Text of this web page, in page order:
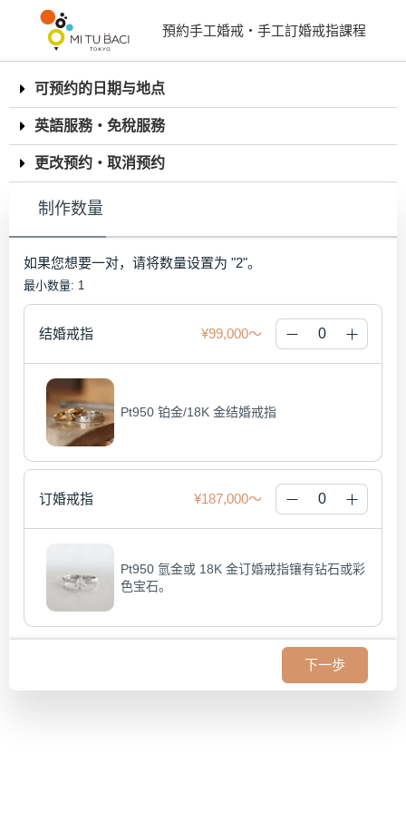
預約手工婚戒・手工訂婚戒指課程
可预约的日期与地点
英語服務・免稅服務
更改预约・取消预约
制作数量
如果您想要一对，请将数量设置为 "2"。
最小数量: 1
结婚戒指 ¥99,000
Pt950 铂金/18K 金结婚戒指
订婚戒指 ¥187,000
Pt950 氫金或 18K 金订婚戒指镶有钻石或彩
色宝石。
下一歩